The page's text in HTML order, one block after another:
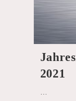
2021